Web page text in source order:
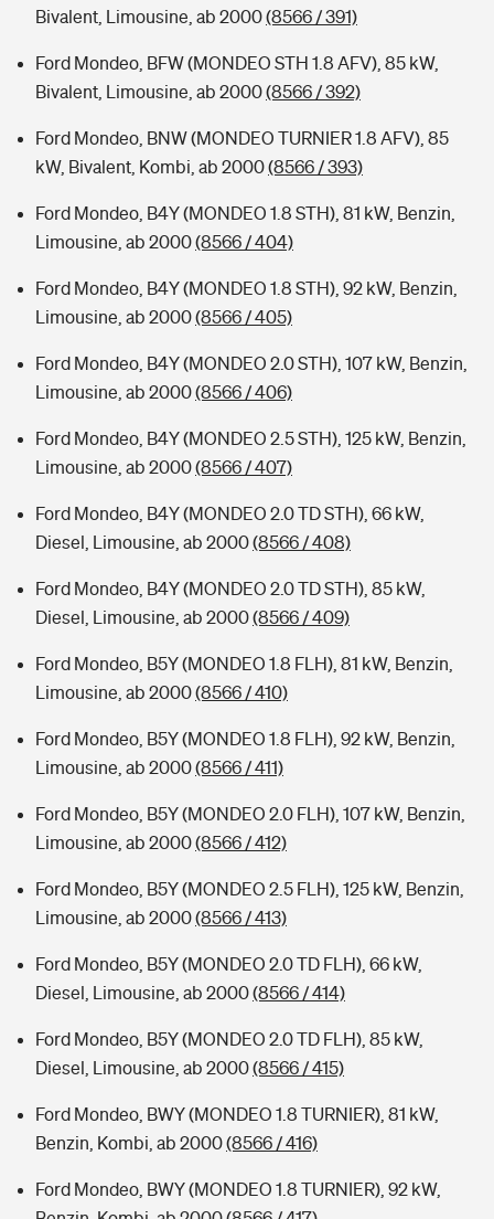
Bivalent, Limousine, ab 2000(8566 / 391)
Ford Mondeo, BFW (MONDEO STH 1.8 AFV), 85 kW,
Bivalent, Limousine, ab 2000(8566 / 392)
Ford Mondeo, BNW (MONDEO TURNIER 1.8 AFV), 85
kW, Bivalent, Kombi, ab 2000(8566 / 393)
Ford Mondeo, B4Y (MONDEO 1.8 STH), 81 kW, Benzin,
Limousine, ab 2000(8566 / 404)
Ford Mondeo, B4Y (MONDEO 1.8 STH), 92 kW, Benzin,
Limousine, ab 2000(8566 / 405)
Ford Mondeo, B4Y (MONDEO 2.0 STH), 107 kW, Benzin,
Limousine, ab 2000(8566 / 406)
Ford Mondeo, B4Y (MONDEO 2.5 STH), 125 kW, Benzin,
Limousine, ab 2000(8566 / 407)
Ford Mondeo, B4Y (MONDEO 2.0 TD STH), 66 kW,
Diesel, Limousine, ab 2000(8566 / 408)
Ford Mondeo, B4Y (MONDEO 2.0 TD STH), 85 kW,
Diesel, Limousine, ab 2000(8566 / 409)
Ford Mondeo, B5Y (MONDEO 1.8 FLH), 81 kW, Benzin,
Limousine, ab 2000(8566 / 410)
Ford Mondeo, B5Y (MONDEO 1.8 FLH), 92 kW, Benzin,
Limousine, ab 2000(8566 / 411)
Ford Mondeo, B5Y (MONDEO 2.0 FLH), 107 kW, Benzin,
Limousine, ab 2000(8566 / 412)
Ford Mondeo, B5Y (MONDEO 2.5 FLH), 125 kW, Benzin,
Limousine, ab 2000(8566 / 413)
Ford Mondeo, B5Y (MONDEO 2.0 TD FLH), 66 kW,
Diesel, Limousine, ab 2000(8566 / 414)
Ford Mondeo, B5Y (MONDEO 2.0 TD FLH), 85 kW,
Diesel, Limousine, ab 2000(8566 / 415)
Ford Mondeo, BWY (MONDEO 1.8 TURNIER), 81 kW,
Benzin, Kombi, ab 2000(8566 / 416)
Ford Mondeo, BWY (MONDEO 1.8 TURNIER), 92 kW,